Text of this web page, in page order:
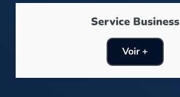
Service Business
Voir +